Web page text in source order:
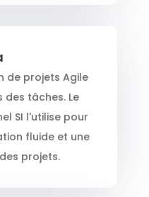
de projets Agile
des tâches. Le
SI l'utilise pour
fluide et une
projets.